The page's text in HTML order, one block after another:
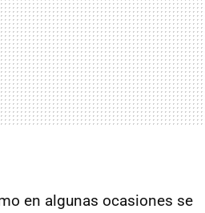
en algunas ocasiones se